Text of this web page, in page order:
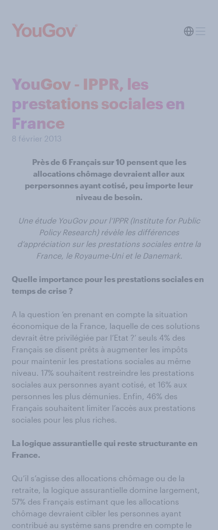
YouGov - IPPR, les
prestations sociales en
France
8 février 2013
Près de 6 Français sur 10 pensent que les
allocations chômage devraient aller aux
perpersonnes ayant cotisé, peu importe leur
niveau de besoin.
Une étude YouGov pour l’IPPR (Institute for Public
Policy Research) révèle les différences
d’appréciation sur les prestations sociales entre la
France, le Royaume-Uni et le Danemark.
Quelle importance pour les prestations sociales en
temps de crise ?
A la question ‘en prenant en compte la situation
économique de la France, laquelle de ces solutions
devrait être privilégiée par l’Etat ?’ seuls 4% des
Français se disent prêts à augmenter les impôts
pour maintenir les prestations sociales au même
niveau. 17% souhaitent restreindre les prestations
sociales aux personnes ayant cotisé, et 16% aux
personnes les plus démunies. Enfin, 46% des
Français souhaitent limiter l’accès aux prestations
sociales pour les plus riches.
La logique assurantielle qui reste structurante en
France.
Qu’il s’agisse des allocations chômage ou de la
retraite, la logique assurantielle domine largement,
57% des Français estimant que les allocations
chômage devraient cibler les personnes ayant
contribué au système sans prendre en compte le